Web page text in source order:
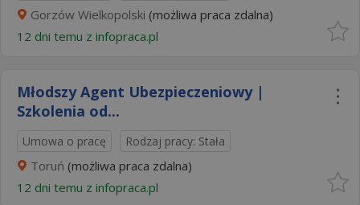
Gorzów Wielkopolski (możliwa praca zdalna)
12 dni temu z infopraca.pl
Młodszy Agent Ubezpieczeniowy |
Szkolenia od...
Umowa o pracę Rodzaj pracy: Stała
Toruń (możliwa praca zdalna)
12 dni temu z infopraca.pl